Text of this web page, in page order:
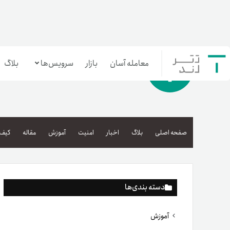
معامله آسان بازار سرویس‌ها
بازار تترلند
سرمایه‌گذاری آسان
بلاگ
صفحه اصلی بلاگ اخبار امنیت آموزش مقاله
دسته بندی‌ها
آموزش